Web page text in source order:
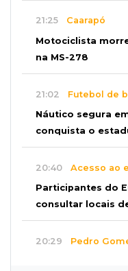
21:25 Caarapó
Motociclista
na MS-278
21:02 Futebol de
Náutico segura
conquista o
20:40 Acesso ao
Participantes do
consultar locais
20:29 Pedro